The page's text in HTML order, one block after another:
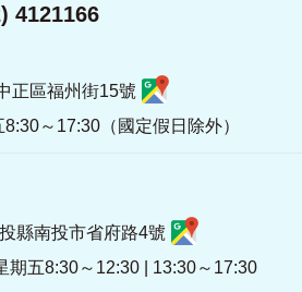
4121166
正區福州街15號
～17:30（國定假日除外）
縣南投市省府路4號
期五8:30～12:30 | 13:30～17:30